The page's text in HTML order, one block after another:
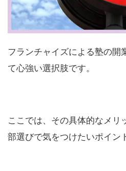
フランチャイズによる塾の開
て心強い選択肢です。
ここでは、その具体的なメリ
部選びで気をつけたいポイン